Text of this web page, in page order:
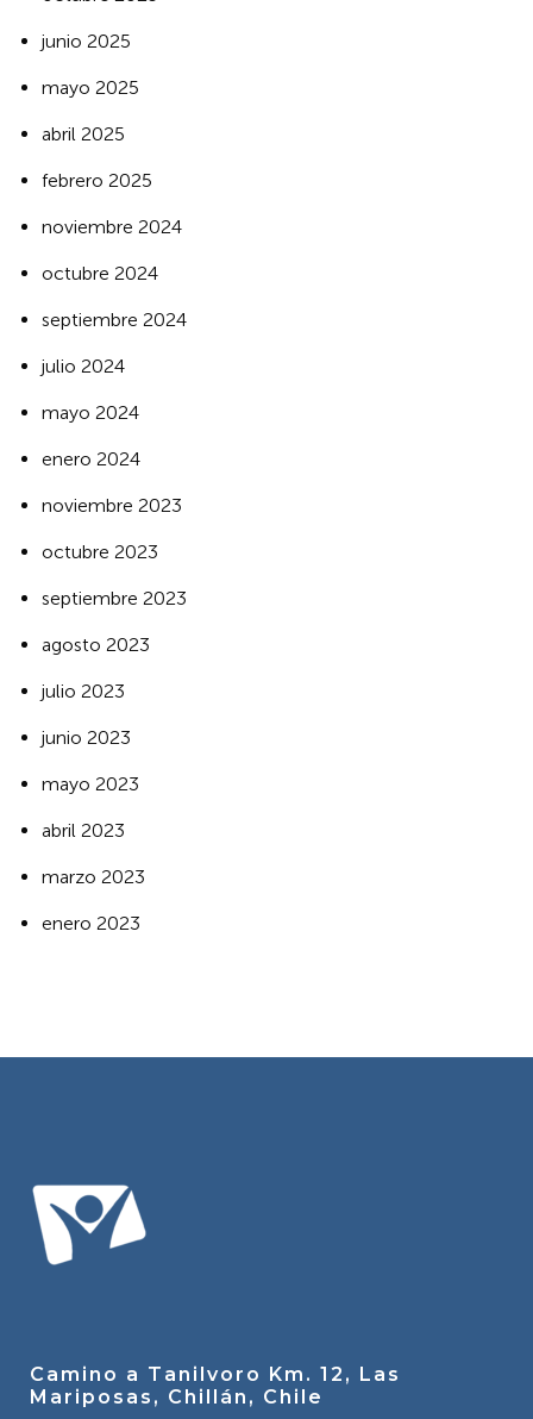
junio 2025
mayo 2025
abril 2025
febrero 2025
noviembre 2024
octubre 2024
septiembre 2024
julio 2024
mayo 2024
enero 2024
noviembre 2023
octubre 2023
septiembre 2023
agosto 2023
julio 2023
junio 2023
mayo 2023
abril 2023
marzo 2023
enero 2023
Camino a Tanilvoro Km. 12, Las
Mariposas, Chillán, Chile